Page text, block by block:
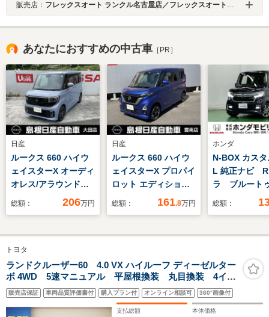
販売店： フレックスオート ランクル名古屋店／フレックスオート株式会社
あなたにおすすめの中古車 ［PR］
日産
ルークス 660 ハイウ
ェイスターX オーディ
オレス/アラウンドビ
総額： 206万円
日産
ルークス 660 ハイウ
ェイスターX プロパイ
ロット エディション
4WD オーディオレス/
総額： 161.8万円
ホンダ
N-BOX カス
L 純正ナビ R
ラ ブルート
総額：
トヨタ
ランドクルーザー60 4.0 VX ハイルーフ ディーゼルター
ボ 4WD 5速マニュアル 平屋根換装 丸目換装 4イン
チリフトUP 全塗装アンヴィルグレー 新品ロングブレ
ーキホース 純正前期メッキバンパー 新品グリル 寒
冷地仕様 新品タイヤホイール ストラーダナビ ETC
販売店保証 車両品質評価書付 購入プラン付 オンライン相談可 360°画像付
支払総額 本体価格